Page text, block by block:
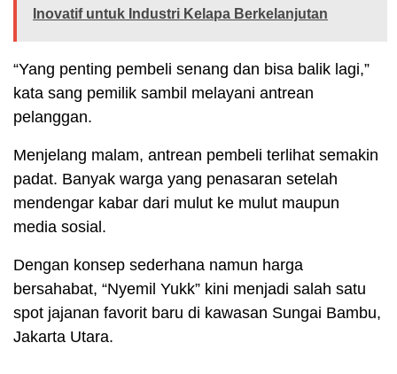
Inovatif untuk Industri Kelapa Berkelanjutan
“Yang penting pembeli senang dan bisa balik lagi,”
kata sang pemilik sambil melayani antrean
pelanggan.
Menjelang malam, antrean pembeli terlihat semakin
padat. Banyak warga yang penasaran setelah
mendengar kabar dari mulut ke mulut maupun
media sosial.
Dengan konsep sederhana namun harga
bersahabat, “Nyemil Yukk” kini menjadi salah satu
spot jajanan favorit baru di kawasan Sungai Bambu,
Jakarta Utara.